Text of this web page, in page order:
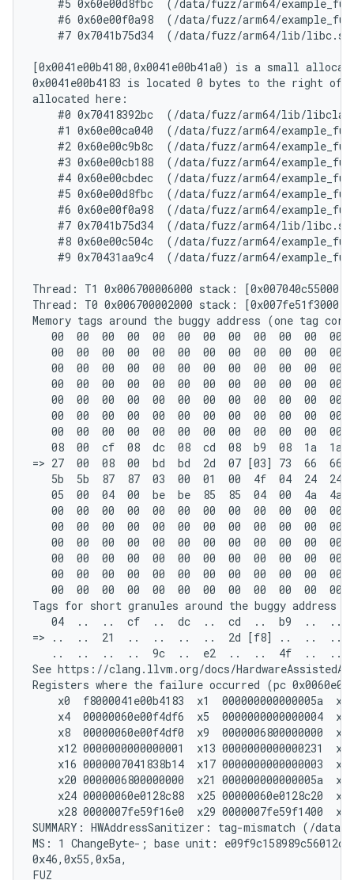
#5 0x60e00d8fbc  (/data/fuzz/arm64/
#6 0x60e00f0a98  (/data/fuzz/arm64/
#7 0x7041b75d34  (/data/fuzz/arm64/lib/
[0x0041e00b4180,0x0041e00b41a0) is a small
0x0041e00b4183 is located 0 bytes to the right of 3-
allocated here:
#0 0x70418392bc  (/data/fuzz/arm64/lib/
#1 0x60e00ca040  (/data/fuzz/arm64/
#2 0x60e00c9b8c  (/data/fuzz/arm64/
#3 0x60e00cb188  (/data/fuzz/arm64/
#4 0x60e00cbdec  (/data/fuzz/arm64/
#5 0x60e00d8fbc  (/data/fuzz/arm64/
#6 0x60e00f0a98  (/data/fuzz/arm64/
#7 0x7041b75d34  (/data/fuzz/arm64/lib/
#8 0x60e00c504c  (/data/fuzz/arm64/
#9 0x70431aa9c4  (/data/fuzz/arm64/
Thread: T1 0x006700006000 stack:
Thread: T0 0x006700002000 stack:
Memory tags around the buggy address (one tag
00  00  00  00  00  00  00  00  00  00  00  00
00  00  00  00  00  00  00  00  00  00  00  00
00  00  00  00  00  00  00  00  00  00  00  00
00  00  00  00  00  00  00  00  00  00  00  00
00  00  00  00  00  00  00  00  00  00  00  00
00  00  00  00  00  00  00  00  00  00  00  00
00  00  00  00  00  00  00  00  00  00  00  00
08  00  cf  08  dc  08  cd  08  b9  08  1a  1a
=> 27  00  08  00  bd  bd  2d  07 [03] 73  66  66
5b  5b  87  87  03  00  01  00  4f  04  24  24
05  00  04  00  be  be  85  85  04  00  4a  4a
00  00  00  00  00  00  00  00  00  00  00  00
00  00  00  00  00  00  00  00  00  00  00  00
00  00  00  00  00  00  00  00  00  00  00  00
00  00  00  00  00  00  00  00  00  00  00  00
00  00  00  00  00  00  00  00  00  00  00  00
00  00  00  00  00  00  00  00  00  00  00  00
Tags for short granules around the buggy address
04  ..  ..  cf  ..  dc  ..  cd  ..  b9  ..  ..
=> ..  ..  21  ..  ..  ..  ..  2d [f8] ..  ..  ..
..  ..  ..  ..  9c  ..  e2  ..  ..  4f  ..  ..
See https://clang.llvm.org/docs/
Registers where the failure occurred (pc
x0  f8000041e00b4183  x1  000000000000005a
x4  00000060e00f4df6  x5  0000000000000004
x8  00000060e00f4df0  x9  0000006800000000
x12 0000000000000001  x13 0000000000000231
x16 0000007041838b14  x17 0000000000000003
x20 0000006800000000  x21 000000000000005a
x24 00000060e0128c88  x25 00000060e0128c20
x28 0000007fe59f16e0  x29 0000007fe59f1400
SUMMARY: HWAddressSanitizer: tag-mismatch (/
MS: 1 ChangeByte-; base unit:
0x46,0x55,0x5a,
FUZ